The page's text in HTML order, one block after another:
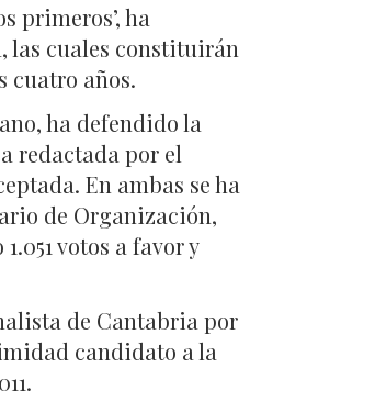
primeros’, ha
las cuales constituirán
cuatro años.
ha defendido la
redactada por el
En ambas se ha
de Organización,
votos a favor y
de Cantabria por
candidato a la